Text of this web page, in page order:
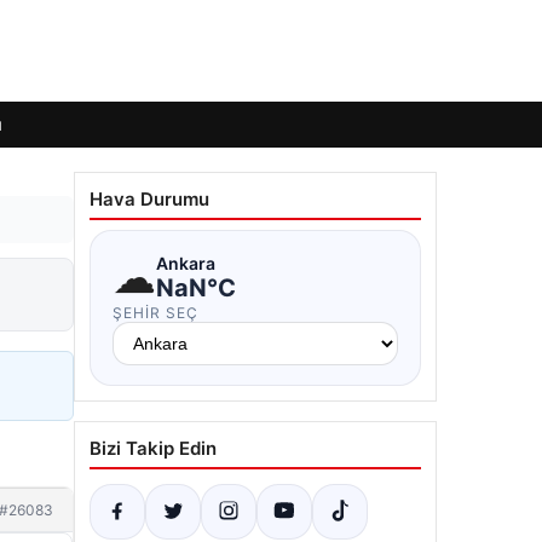
#26083
Hava Durumu
☁Ankara
NaN°C
ŞEHIR SEÇ
Bizi Takip Edin